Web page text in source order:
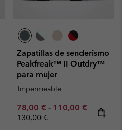
Zapatillas de senderismo
Peakfreak™ II Outdry™
para mujer
Impermeable
Minimum sale price:
78,00 € - Maximum sale
110,00 € Regular
130,00 €